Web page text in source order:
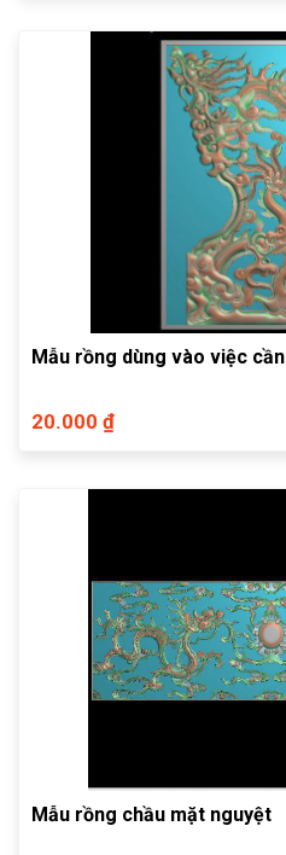
Mẫu rồng dùng vào việc cần
20.000 ₫
Mẫu rồng chầu mặt nguyệt